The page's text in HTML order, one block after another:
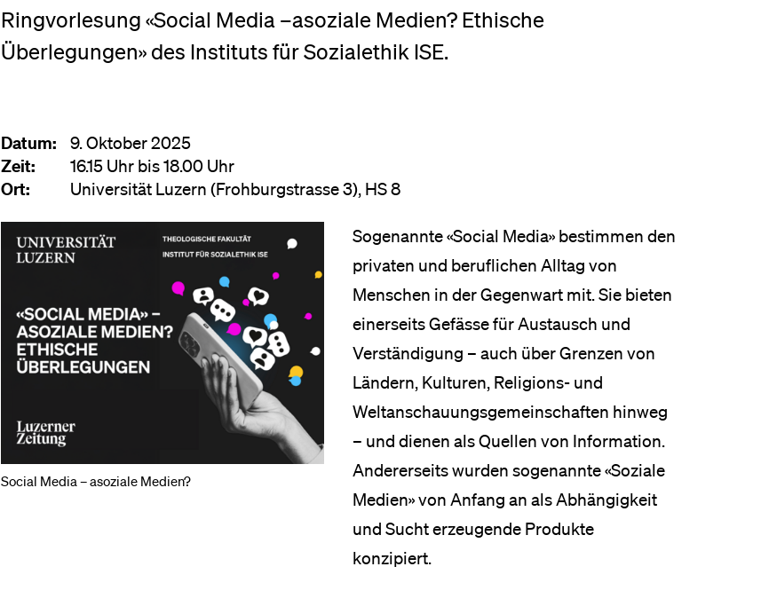
Ringvorlesung «Social Media –asoziale Medien? Ethische
Überlegungen» des Instituts für Sozialethik ISE.
Datum: 9. Oktober 2025
Zeit: 16.15 Uhr bis 18.00 Uhr
Ort: Universität Luzern (Frohburgstrasse 3), HS 8
Social Media – asoziale Medien?
Sogenannte «Social Media» bestimmen den
privaten und beruflichen Alltag von
Menschen in der Gegenwart mit. Sie bieten
einerseits Gefässe für Austausch und
Verständigung – auch über Grenzen von
Ländern, Kulturen, Religions- und
Weltanschauungsgemeinschaften hinweg
– und dienen als Quellen von Information.
Andererseits wurden sogenannte «Soziale
Medien» von Anfang an als Abhängigkeit
und Sucht erzeugende Produkte
konzipiert.
Alumni
Stellensuchende
Förderer
Anmeldung und Zulassung